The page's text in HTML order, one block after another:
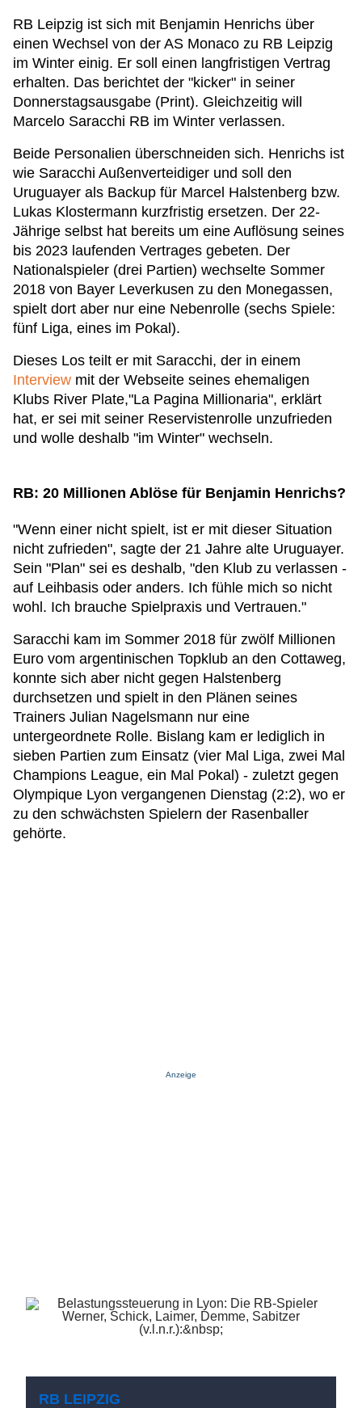
RB Leipzig ist sich mit Benjamin Henrichs über
einen Wechsel von der AS Monaco zu RB Leipzig
im Winter einig. Er soll einen langfristigen Vertrag
erhalten. Das berichtet der "kicker" in seiner
Donnerstagsausgabe (Print). Gleichzeitig will
Marcelo Saracchi RB im Winter verlassen.
Beide Personalien überschneiden sich. Henrichs ist
wie Saracchi Außenverteidiger und soll den
Uruguayer als Backup für Marcel Halstenberg bzw.
Lukas Klostermann kurzfristig ersetzen. Der 22-
Jährige selbst hat bereits um eine Auflösung seines
bis 2023 laufenden Vertrages gebeten. Der
Nationalspieler (drei Partien) wechselte Sommer
2018 von Bayer Leverkusen zu den Monegassen,
spielt dort aber nur eine Nebenrolle (sechs Spiele:
fünf Liga, eines im Pokal).
Dieses Los teilt er mit Saracchi, der in einem
Interview mit der Webseite seines ehemaligen
Klubs River Plate,"La Pagina Millionaria", erklärt
hat, er sei mit seiner Reservistenrolle unzufrieden
und wolle deshalb "im Winter" wechseln.
RB: 20 Millionen Ablöse für Benjamin Henrichs?
"Wenn einer nicht spielt, ist er mit dieser Situation
nicht zufrieden", sagte der 21 Jahre alte Uruguayer.
Sein "Plan" sei es deshalb, "den Klub zu verlassen -
auf Leihbasis oder anders. Ich fühle mich so nicht
wohl. Ich brauche Spielpraxis und Vertrauen."
Saracchi kam im Sommer 2018 für zwölf Millionen
Euro vom argentinischen Topklub an den Cottaweg,
konnte sich aber nicht gegen Halstenberg
durchsetzen und spielt in den Plänen seines
Trainers Julian Nagelsmann nur eine
untergeordnete Rolle. Bislang kam er lediglich in
sieben Partien zum Einsatz (vier Mal Liga, zwei Mal
Champions League, ein Mal Pokal) - zuletzt gegen
Olympique Lyon vergangenen Dienstag (2:2), wo er
zu den schwächsten Spielern der Rasenballer
gehörte.
Anzeige
RB LEIPZIG